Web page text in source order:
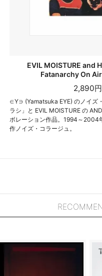
EVIL MOISTURE and
Fatanarchy On
2,890円
∈Y∋ (Yamatsuka EYE) のノイズ
ラシ」と EVIL MOISTURE の
ボレーション作品。1994～2004
作ノイズ・コラージュ。